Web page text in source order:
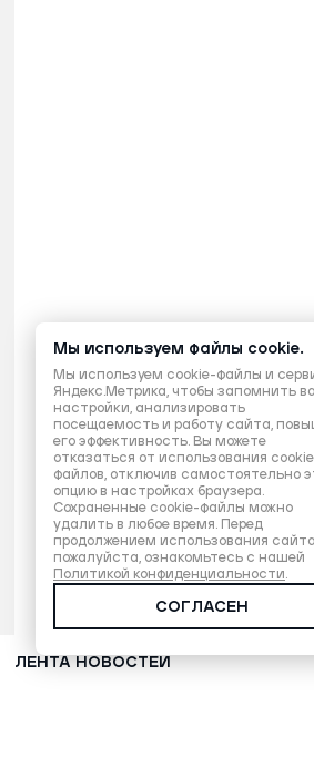
ЛЕНТА НОВОСТЕЙ
Мы используем файлы cookie.
Мы используем cookie-файлы и
Яндекс.Метрика, чтобы запомнить
настройки, анализировать
посещаемость и работу сайта,
его эффективность. Вы можете
отказаться от использования
файлов, отключив самостоятельно
опцию в настройках браузера.
Сохраненные cookie-файлы можно
удалить в любое время. Перед
продолжением использования
пожалуйста, ознакомьтесь с нашей
Политикой конфиденциальности.
СОГЛАСЕН